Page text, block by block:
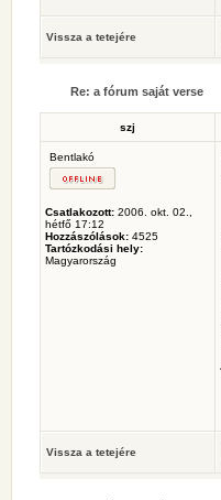
Vissza a tetejére
Re: a fórum saját verse
szj
Bentlakó
Csatlakozott: 2006. okt. 02.,
hétfő 17:12
Hozzászólások: 4525
Tartózkodási hely:
Magyarország
Vissza a tetejére